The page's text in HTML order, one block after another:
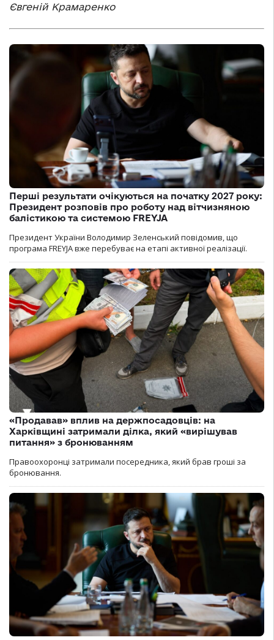
Євгеній Крамаренко
Перші результати очікуються на початку 2027 року:
Президент розповів про роботу над вітчизняною
балістикою та системою FREYJA
Президент України Володимир Зеленський повідомив, що
програма FREYJA вже перебуває на етапі активної реалізації.
«Продавав» вплив на держпосадовців: на
Харківщині затримали ділка, який «вирішував
питання» з бронюванням
Правоохоронці затримали посередника, який брав гроші за
бронювання.